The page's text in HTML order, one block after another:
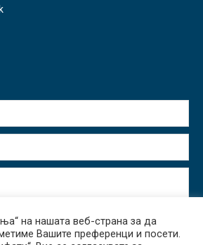
на нашата веб-страна за да
Вашите преференци и посети.